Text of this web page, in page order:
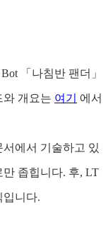
「나침반 팬더」
와 개요는 여기 에서
에서 기술하고 있
좁힙니다. 후, LT
입니다.